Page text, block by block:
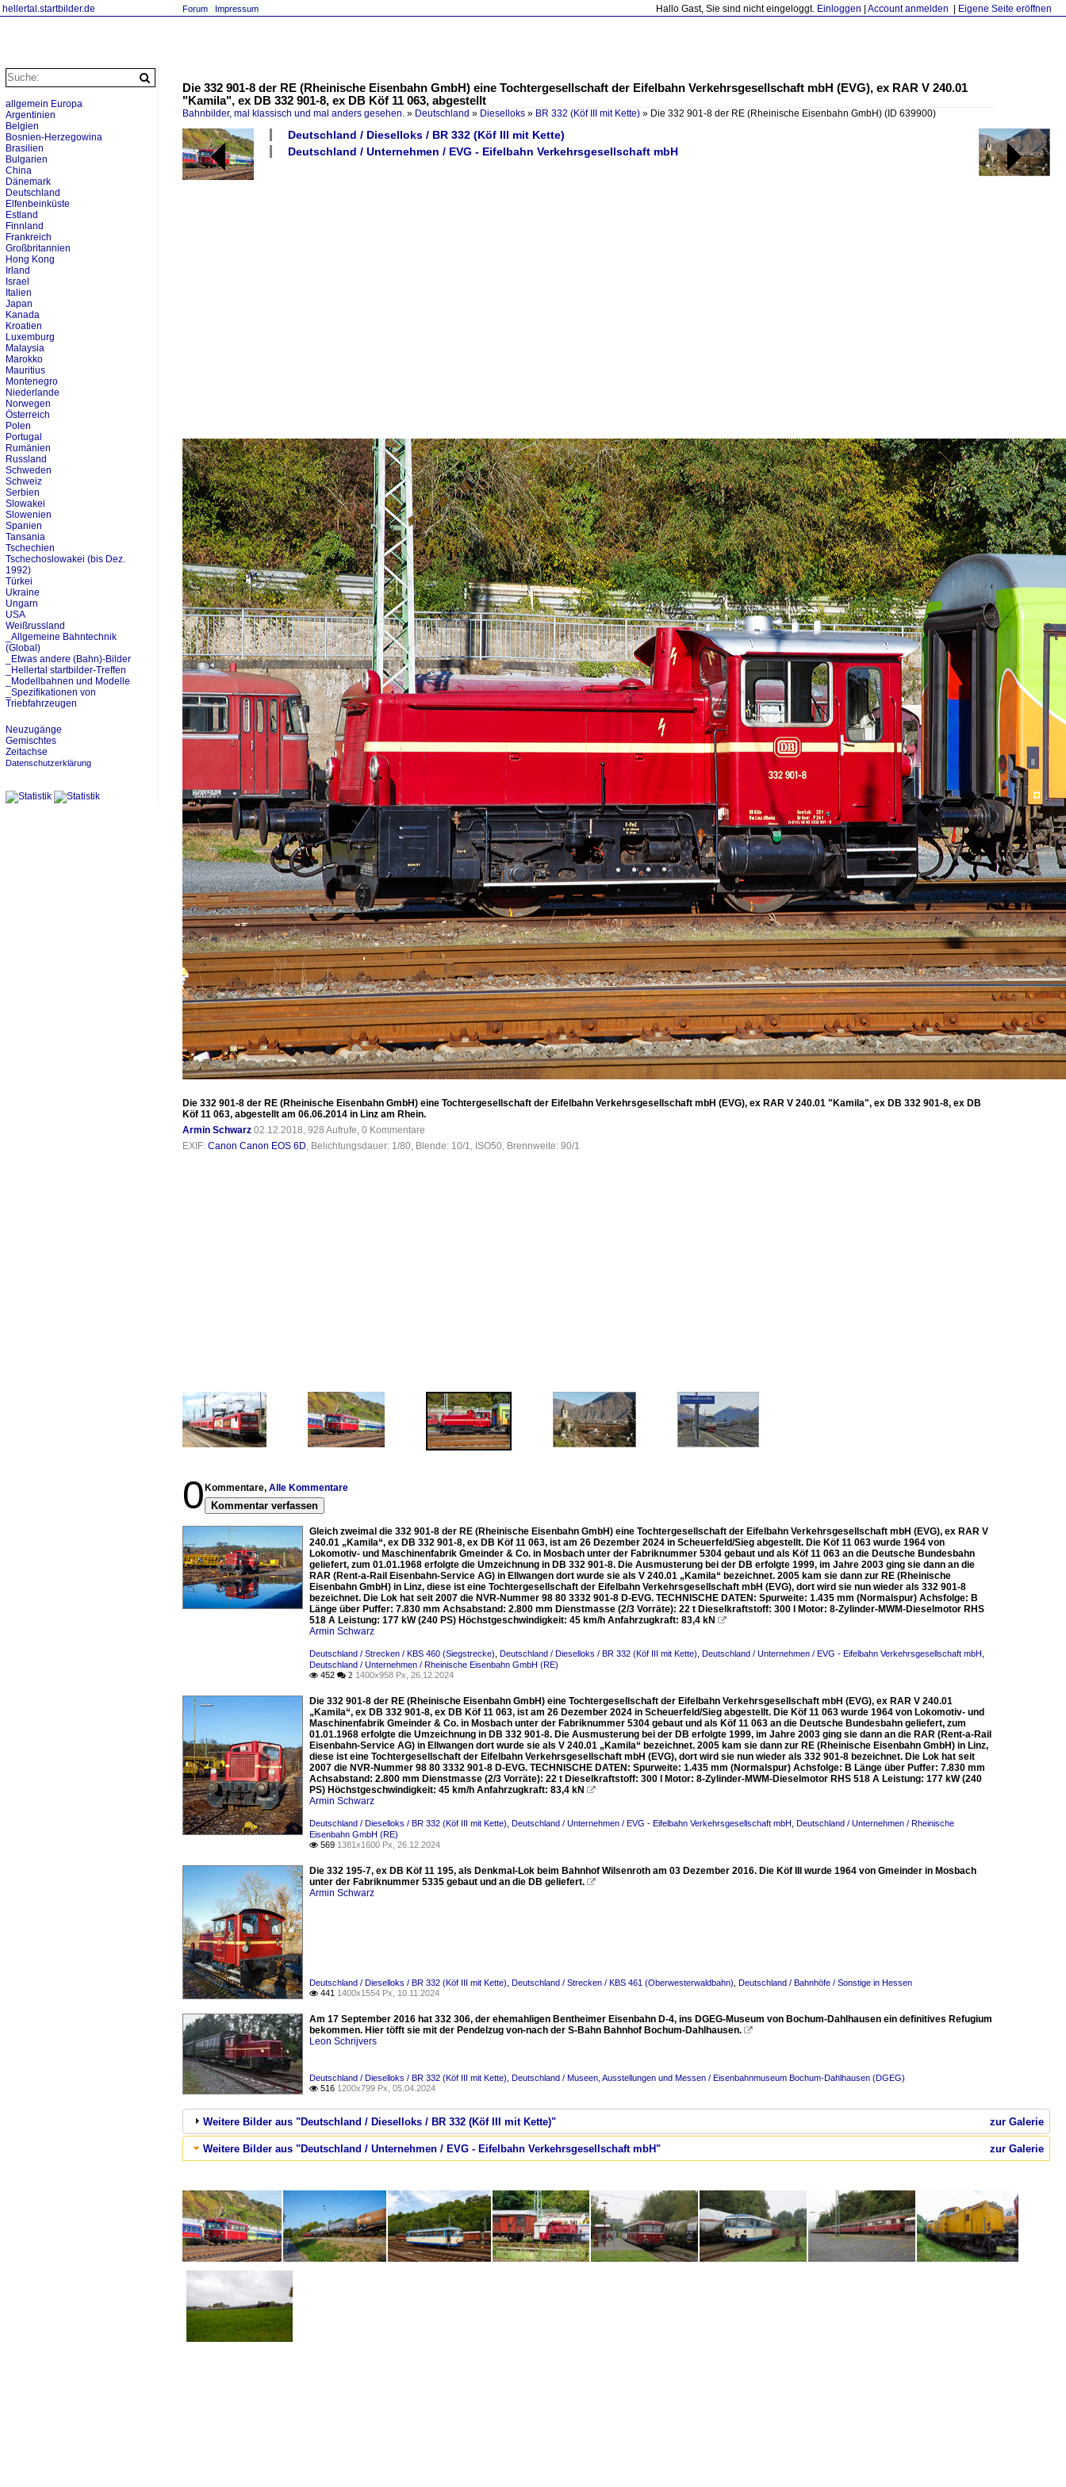
hellertal.startbilder.de Hallo Gast, Sie sind nicht eingeloggt. Einloggen Account anmelden Eigene Seite eröffnen
Forum Impressum
Die 332 901-8 der RE (Rheinische Eisenbahn GmbH) eine Tochtergesellschaft der Eifelbahn Verkehrsgesellschaft mbH (EVG), ex RAR V 240.01
"Kamila", ex DB 332 901-8, ex DB Köf 11 063, abgestellt
Bahnbilder, mal klassisch und mal anders gesehen. » Deutschland » Dieselloks » BR 332 (Köf III mit Kette) » Die 332 901-8 der RE (Rheinische Eisenbahn GmbH) (ID 639900)
Deutschland / Dieselloks / BR 332 (Köf III mit Kette)
Deutschland / Unternehmen / EVG - Eifelbahn Verkehrsgesellschaft mbH
Die 332 901-8 der RE (Rheinische Eisenbahn GmbH) eine Tochtergesellschaft der Eifelbahn Verkehrsgesellschaft mbH (EVG), ex RAR V 240.01 "Kamila", ex DB 332 901-8, ex DB
Köf 11 063, abgestellt am 06.06.2014 in Linz am Rhein.
Armin Schwarz 02.12.2018, 928 Aufrufe, 0 Kommentare
EXIF: Canon Canon EOS 6D, Belichtungsdauer: 1/80, Blende: 10/1, ISO50, Brennweite: 90/1
0 Kommentare, Alle Kommentare
Kommentar verfassen
Gleich zweimal die 332 901-8 der RE (Rheinische Eisenbahn GmbH) eine Tochtergesellschaft der Eifelbahn Verkehrsgesellschaft mbH (EVG), ex RAR V
240.01 „Kamila“, ex DB 332 901-8, ex DB Köf 11 063, ist am 26 Dezember 2024 in Scheuerfeld/Sieg abgestellt. Die Köf 11 063 wurde 1964 von
Lokomotiv- und Maschinenfabrik Gmeinder & Co. in Mosbach unter der Fabriknummer 5304 gebaut und als Köf 11 063 an die Deutsche Bundesbahn
geliefert, zum 01.01.1968 erfolgte die Umzeichnung in DB 332 901-8. Die Ausmusterung bei der DB erfolgte 1999, im Jahre 2003 ging sie dann an die
RAR (Rent-a-Rail Eisenbahn-Service AG) in Ellwangen dort wurde sie als V 240.01 „Kamila“ bezeichnet. 2005 kam sie dann zur RE (Rheinische
Eisenbahn GmbH) in Linz, diese ist eine Tochtergesellschaft der Eifelbahn Verkehrsgesellschaft mbH (EVG), dort wird sie nun wieder als 332 901-8
bezeichnet. Die Lok hat seit 2007 die NVR-Nummer 98 80 3332 901-8 D-EVG. TECHNISCHE DATEN: Spurweite: 1.435 mm (Normalspur) Achsfolge: B
Länge über Puffer: 7.830 mm Achsabstand: 2.800 mm Dienstmasse (2/3 Vorräte): 22 t Dieselkraftstoff: 300 l Motor: 8-Zylinder-MWM-Dieselmotor RHS
518 A Leistung: 177 kW (240 PS) Höchstgeschwindigkeit: 45 km/h Anfahrzugkraft: 83,4 kN 
Armin Schwarz
Deutschland / Strecken / KBS 460 (Siegstrecke) Deutschland / Dieselloks / BR 332 (Köf III mit Kette) Deutschland / Unternehmen / EVG - Eifelbahn Verkehrsgesellschaft mbH
Deutschland / Unternehmen / Rheinische Eisenbahn GmbH (RE)
 452  2 1400x958 Px, 26.12.2024
Die 332 901-8 der RE (Rheinische Eisenbahn GmbH) eine Tochtergesellschaft der Eifelbahn Verkehrsgesellschaft mbH (EVG), ex RAR V 240.01
„Kamila“, ex DB 332 901-8, ex DB Köf 11 063, ist am 26 Dezember 2024 in Scheuerfeld/Sieg abgestellt. Die Köf 11 063 wurde 1964 von Lokomotiv- und
Maschinenfabrik Gmeinder & Co. in Mosbach unter der Fabriknummer 5304 gebaut und als Köf 11 063 an die Deutsche Bundesbahn geliefert, zum
01.01.1968 erfolgte die Umzeichnung in DB 332 901-8. Die Ausmusterung bei der DB erfolgte 1999, im Jahre 2003 ging sie dann an die RAR (Rent-a-Rail
Eisenbahn-Service AG) in Ellwangen dort wurde sie als V 240.01 „Kamila“ bezeichnet. 2005 kam sie dann zur RE (Rheinische Eisenbahn GmbH) in Linz,
diese ist eine Tochtergesellschaft der Eifelbahn Verkehrsgesellschaft mbH (EVG), dort wird sie nun wieder als 332 901-8 bezeichnet. Die Lok hat seit
2007 die NVR-Nummer 98 80 3332 901-8 D-EVG. TECHNISCHE DATEN: Spurweite: 1.435 mm (Normalspur) Achsfolge: B Länge über Puffer: 7.830 mm
Achsabstand: 2.800 mm Dienstmasse (2/3 Vorräte): 22 t Dieselkraftstoff: 300 l Motor: 8-Zylinder-MWM-Dieselmotor RHS 518 A Leistung: 177 kW (240
PS) Höchstgeschwindigkeit: 45 km/h Anfahrzugkraft: 83,4 kN 
Armin Schwarz
Deutschland / Dieselloks / BR 332 (Köf III mit Kette) Deutschland / Unternehmen / EVG - Eifelbahn Verkehrsgesellschaft mbH Deutschland / Unternehmen / Rheinische
Eisenbahn GmbH (RE)
 569 1381x1600 Px, 26.12.2024
Die 332 195-7, ex DB Köf 11 195, als Denkmal-Lok beim Bahnhof Wilsenroth am 03 Dezember 2016. Die Köf III wurde 1964 von Gmeinder in Mosbach
unter der Fabriknummer 5335 gebaut und an die DB geliefert. 
Armin Schwarz
Deutschland / Dieselloks / BR 332 (Köf III mit Kette) Deutschland / Strecken / KBS 461 (Oberwesterwaldbahn) Deutschland / Bahnhöfe / Sonstige in Hessen
 441 1400x1554 Px, 10.11.2024
Am 17 September 2016 hat 332 306, der ehemahligen Bentheimer Eisenbahn D-4, ins DGEG-Museum von Bochum-Dahlhausen ein definitives Refugium
bekommen. Hier töfft sie mit der Pendelzug von-nach der S-Bahn Bahnhof Bochum-Dahlhausen. 
Leon Schrijvers
Deutschland / Dieselloks / BR 332 (Köf III mit Kette) Deutschland / Museen, Ausstellungen und Messen / Eisenbahnmuseum Bochum-Dahlhausen (DGEG)
 516 1200x799 Px, 05.04.2024
zur Galerie
Weitere Bilder aus "Deutschland / Dieselloks / BR 332 (Köf III mit Kette)"
zur Galerie
Weitere Bilder aus "Deutschland / Unternehmen / EVG - Eifelbahn Verkehrsgesellschaft mbH"
allgemein Europa
Argentinien
Belgien
Bosnien-Herzegowina
Brasilien
Bulgarien
China
Dänemark
Deutschland
Elfenbeinküste
Estland
Finnland
Frankreich
Großbritannien
Hong Kong
Irland
Israel
Italien
Japan
Kanada
Kroatien
Luxemburg
Malaysia
Marokko
Mauritius
Montenegro
Niederlande
Norwegen
Österreich
Polen
Portugal
Rumänien
Russland
Schweden
Schweiz
Serbien
Slowakei
Slowenien
Spanien
Tansania
Tschechien
Tschechoslowakei (bis Dez.
1992)
Türkei
Ukraine
Ungarn
USA
Weißrussland
_Allgemeine Bahntechnik
(Global)
_Etwas andere (Bahn)-Bilder
_Hellertal startbilder-Treffen
_Modellbahnen und Modelle
_Spezifikationen von
Triebfahrzeugen
Neuzugänge
Gemischtes
Zeitachse
Datenschutzerklärung